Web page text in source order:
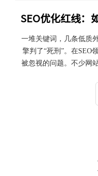
一堆关键词，几条低质
擎判了“死刑”。在SEO
被忽视的问题。不少网
至剔除。数据显示，超
至少一项逻辑节点设计